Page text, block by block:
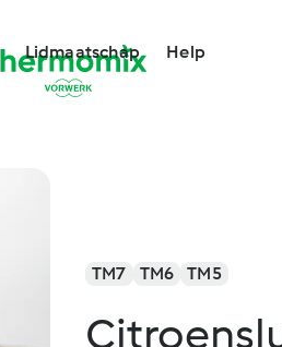
Lidmaatschap Help
TM7 TM6 TM5